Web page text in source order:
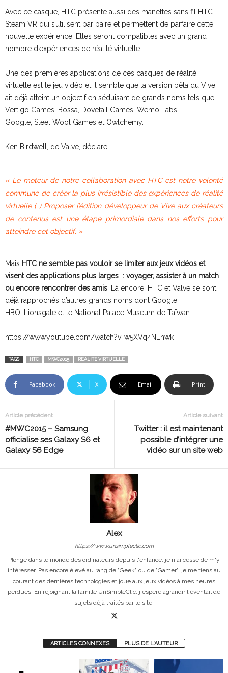
Avec ce casque, HTC présente aussi des manettes sans fil HTC
Steam VR qui s’utilisent par paire et permettent de parfaire cette
nouvelle expérience. Elles seront compatibles avec un grand
nombre d’expériences de réalité virtuelle.
Une des premières applications de ces casques de réalité
virtuelle est le jeu vidéo et il semble que la version bêta du Vive
ait déjà atteint un objectif en séduisant de grands noms tels que
Vertigo Games, Bossa, Dovetail Games, Wemo Labs,
Google, Steel Wool Games et Owlchemy.
Ken Birdwell, de Valve, déclare :
« Le moteur de notre collaboration avec HTC est notre volonté
commune de créer la plus irrésistible des expériences de réalité
virtuelle (…) Proposer l’édition développeur de Vive aux créateurs
de contenus est une étape primordiale dans nos efforts pour
atteindre cet objectif. »
Mais HTC ne semble pas vouloir se limiter aux jeux vidéos et
visent des applications plus larges : voyager, assister à un match
ou encore rencontrer des amis . Là encore, HTC et Valve se sont
déjà rapprochés d’autres grands noms dont Google,
HBO, Lionsgate et le National Palace Museum de Taïwan.
https://www.youtube.com/watch?v=w5XVq4NLnwk
TAGS HTC MWC2015 REALITE VIRTUELLE
Facebook X Email Print
Article précédent
#MWC2015 – Samsung
officialise ses Galaxy S6 et
Galaxy S6 Edge
Article suivant
Twitter : il est maintenant
possible d’intégrer une
vidéo sur un site web
Alex
https://www.unsimpleclic.com
Plongé dans le monde des ordinateurs depuis l'enfance, je n'ai cessé de m'y
intéresser. Pas encore élevé au rang de "Geek" ou de "Gamer", je me tiens au
courant des dernières technologies et joue aux jeux vidéos à mes heures
perdues. En rejoignant la famille UnSimpleClic, j'espère agrandir l'éventail de
sujets déjà traités par le site.
ARTICLES CONNEXES PLUS DE L'AUTEUR